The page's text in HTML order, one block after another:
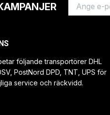
följande transportörer DHL
PostNord DPD, TNT, UPS för
service och räckvidd.